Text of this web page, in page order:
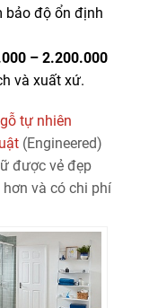
bảo độ ổn định
– 2.200.000
và xuất xứ.
tự nhiên
(Engineered)
được vẻ đẹp
và có chi phí